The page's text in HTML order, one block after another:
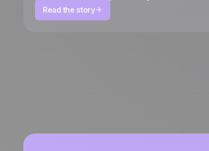
Read the story